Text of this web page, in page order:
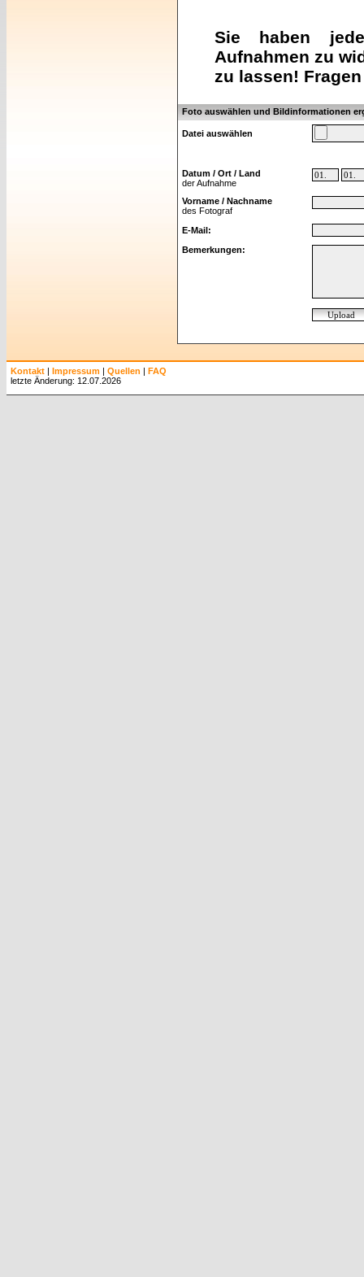
Sie haben
Aufnahmen zu
zu lassen!
Foto auswählen und Bildinformationen
Datei auswählen
Datum / Ort / Land
der Aufnahme
Vorname / Nachname
des Fotograf
E-Mail:
Bemerkungen:
Kontakt | Impressum | Quellen | FAQ
letzte Änderung: 12.07.2026